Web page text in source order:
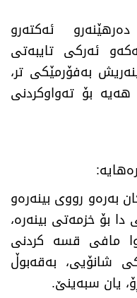
ئەكتەرو
ئەركی تایبەتی
بەفۆرمێكی تر،
بۆ تەواوكردنی
:
بەرەو رووی بینەرەو
بۆ خزمەتی بینەرە،
مافی قسە كردنی
شانۆیی، بەقەبوڵ
یان سبەینێ‌.